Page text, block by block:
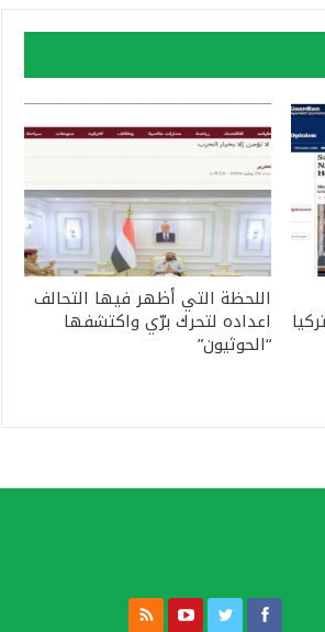
اللحظة التي أظهر فيها التحالف
اعداده لتحرك برّي واكتشفها
“الحوثيون”